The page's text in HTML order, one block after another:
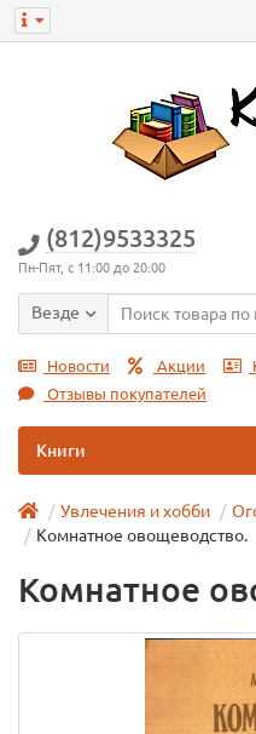
(812)9533325
Пн-Пят, с 11:00 до 20:00
Везде
Новости Акции
Отзывы покупателей
Книги
Увлечения и хобби
Комнатное овощеводство.
Комнатное